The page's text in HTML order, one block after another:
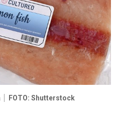
FOTO: Shutterstock